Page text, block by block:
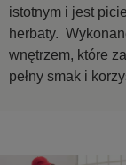
istotnym i jest
herbaty.
wnętrzem, które
pełny smak i